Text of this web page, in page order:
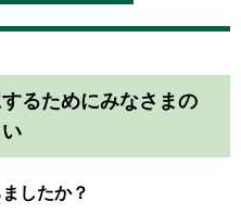
るためにみなさまの
したか？